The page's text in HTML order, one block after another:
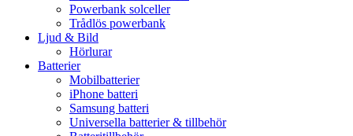
Powerbank solceller
Trådlös powerbank
Ljud & Bild
Hörlurar
Batterier
Mobilbatterier
iPhone batteri
Samsung batteri
Universella batterier & tillbehör